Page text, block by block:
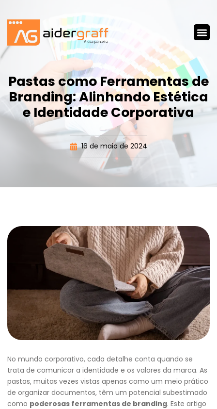
Pastas como Ferramentas de
Branding: Alinhando Estética
e Identidade Corporativa
16 de maio de 2024
No mundo corporativo, cada detalhe conta quando se
trata de comunicar a identidade e os valores da marca. As
pastas, muitas vezes vistas apenas como um meio prático
de organizar documentos, têm um potencial subestimado
como poderosas ferramentas de branding. Este artigo